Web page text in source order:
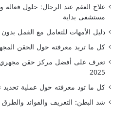
علاج العقم عند الرجال: حلول
مستشفى بداية
دليل الأمهات للتعامل مع القمل
كل ما تريد معرفته حول الحقن
تعرف على أفضل مركز حقن
2025
كل ما تود معرفته حول عملية تحديد
شد البطن: التعريف والفوائد